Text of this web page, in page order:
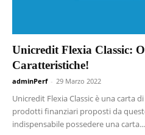
Unicredit Flexia Classic:
Caratteristiche!
adminPerf - 29 Marzo 2022
Unicredit Flexia Classic è una carta
prodotti finanziari proposti da
indispensabile possedere una carta...